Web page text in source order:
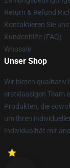
Return & Refund
Kontaktieren Sie uns
Kundenhilfe (FAQ)
Whosale
Unser Shop
Wir bieten qualitativ
erstklassigen Team
Produkten, die
um Ihren
Individualität mit